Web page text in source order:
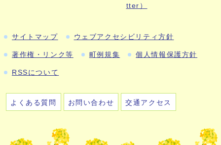
tter）
サイトマップ ウェブアクセシビリティ方針
著作権・リンク等 町例規集 個人情報保護方針
RSSについて
よくある質問 お問い合わせ 交通アクセス